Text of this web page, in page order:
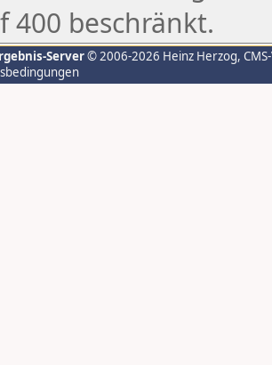
400 beschränkt.
Server© 2006-2026 Heinz Herzog,